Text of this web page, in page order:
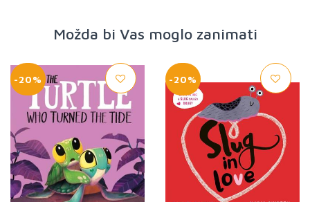
Možda bi Vas moglo zanimati
-20% -20%